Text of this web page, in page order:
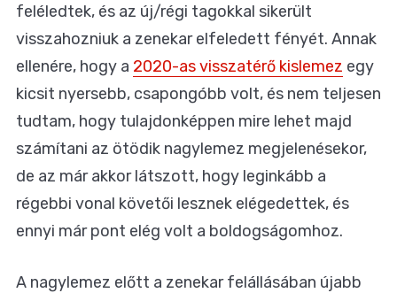
feléledtek, és az új/régi tagokkal sikerült
visszahozniuk a zenekar elfeledett fényét. Annak
ellenére, hogy a 2020-as visszatérő kislemez egy
kicsit nyersebb, csapongóbb volt, és nem teljesen
tudtam, hogy tulajdonképpen mire lehet majd
számítani az ötödik nagylemez megjelenésekor,
de az már akkor látszott, hogy leginkább a
régebbi vonal követői lesznek elégedettek, és
ennyi már pont elég volt a boldogságomhoz.
A nagylemez előtt a zenekar felállásában újabb